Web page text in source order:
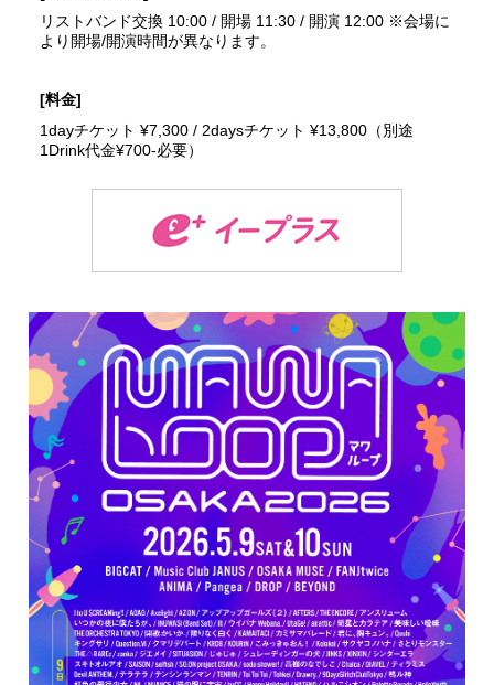
リストバンド交換 10:00 / 開場 11:30 / 開演 12:00 ※会場に
より開場/開演時間が異なります。
[料金]
1dayチケット ¥7,300 / 2daysチケット ¥13,800（別途
1Drink代金¥700-必要）